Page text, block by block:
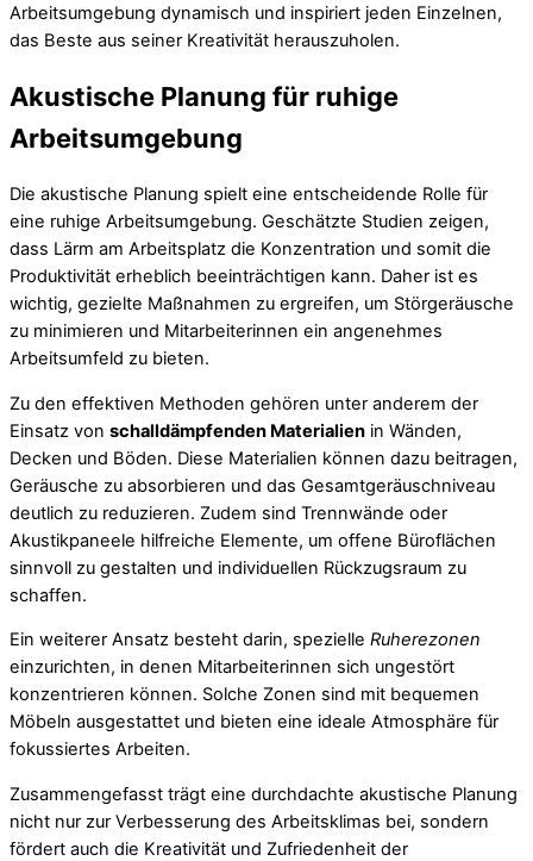
Arbeitsumgebung dynamisch und inspiriert jeden Einzelnen,
das Beste aus seiner Kreativität herauszuholen.
Akustische Planung für ruhige
Arbeitsumgebung
Die akustische Planung spielt eine entscheidende Rolle für
eine ruhige Arbeitsumgebung. Geschätzte Studien zeigen,
dass Lärm am Arbeitsplatz die Konzentration und somit die
Produktivität erheblich beeinträchtigen kann. Daher ist es
wichtig, gezielte Maßnahmen zu ergreifen, um Störgeräusche
zu minimieren und Mitarbeiterinnen ein angenehmes
Arbeitsumfeld zu bieten.
Zu den effektiven Methoden gehören unter anderem der
Einsatz von schalldämpfenden Materialien in Wänden,
Decken und Böden. Diese Materialien können dazu beitragen,
Geräusche zu absorbieren und das Gesamtgeräuschniveau
deutlich zu reduzieren. Zudem sind Trennwände oder
Akustikpaneele hilfreiche Elemente, um offene Büroflächen
sinnvoll zu gestalten und individuellen Rückzugsraum zu
schaffen.
Ein weiterer Ansatz besteht darin, spezielle Ruherezonen
einzurichten, in denen Mitarbeiterinnen sich ungestört
konzentrieren können. Solche Zonen sind mit bequemen
Möbeln ausgestattet und bieten eine ideale Atmosphäre für
fokussiertes Arbeiten.
Zusammengefasst trägt eine durchdachte akustische Planung
nicht nur zur Verbesserung des Arbeitsklimas bei, sondern
fördert auch die Kreativität und Zufriedenheit der